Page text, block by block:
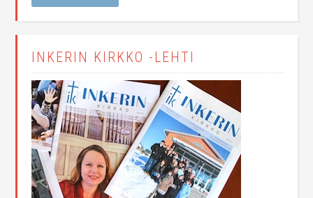
INKERIN KIRKKO -LEHTI